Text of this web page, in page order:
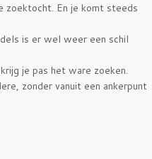
zoektocht. En je komt steeds
is er wel weer een schil
je pas het ware zoeken.
zonder vanuit een ankerpunt